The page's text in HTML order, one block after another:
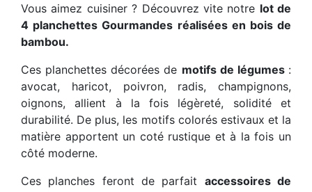
Vous aimez cuisiner ? Découvrez vite notre lot de
4 planchettes Gourmandes réalisées en bois de
bambou.
Ces planchettes décorées de motifs de légumes :
avocat, haricot, poivron, radis, champignons,
oignons, allient à la fois légèreté, solidité et
durabilité. De plus, les motifs colorés estivaux et la
matière apportent un coté rustique et à la fois un
côté moderne.
Ces planches feront de parfait accessoires de